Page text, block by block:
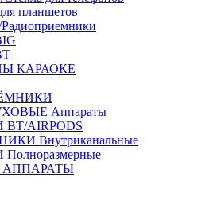
планшетов
КАРАОКЕ
Аппараты
AIRPODS
Внутриканальные